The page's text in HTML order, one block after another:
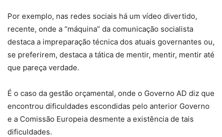
Por exemplo, nas redes sociais há um vídeo divertido,
recente, onde a “máquina” da comunicação socialista
destaca a impreparação técnica dos atuais governantes ou,
se preferirem, destaca a tática de mentir, mentir, mentir até
que pareça verdade.
É o caso da gestão orçamental, onde o Governo AD diz que
encontrou dificuldades escondidas pelo anterior Governo
e a Comissão Europeia desmente a existência de tais
dificuldades.